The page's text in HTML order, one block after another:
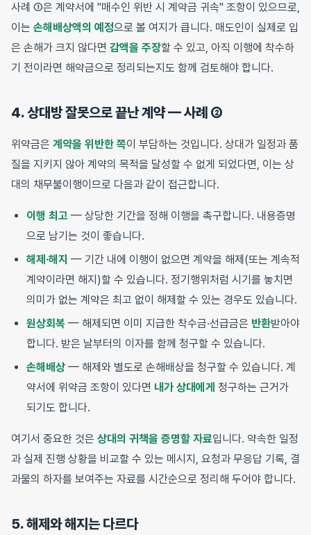
사례 ①은 계약서에 "매수인 위반 시 계약금 귀속" 조항이 있으므로,
이는 손해배상액의 예정으로 볼 여지가 큽니다. 매도인이 실제로 입
은 손해가 크지 않다면 감액을 주장할 수 있고, 아직 이행에 착수하
기 전이라면 해약금으로 정리되는지도 함께 검토해야 합니다.
4. 상대방 잘못으로 끝난 계약 — 사례 ②
위약금은 계약을 위반한 쪽이 부담하는 것입니다. 상대가 일정과 품
질을 지키지 않아 계약의 목적을 달성할 수 없게 되었다면, 이는 상
대의 채무불이행이므로 다음과 같이 접근합니다.
이행 최고 — 상당한 기간을 정해 이행을 촉구합니다. 내용증명
으로 남기는 것이 좋습니다.
해제·해지 — 기간 내에 이행이 없으면 계약을 해제(또는 계속적
계약이라면 해지)할 수 있습니다. 정기행위처럼 시기를 놓치면
의미가 없는 계약은 최고 없이 해제할 수 있는 경우도 있습니다.
원상회복 — 해제되면 이미 지급한 착수금·선급금은 반환받아야
합니다. 받은 날부터의 이자를 함께 청구할 수 있습니다.
손해배상 — 해제와 별도로 손해배상을 청구할 수 있습니다. 계
약서에 위약금 조항이 있다면 내가 상대에게 청구하는 근거가
되기도 합니다.
여기서 중요한 것은 상대의 귀책을 증명할 자료입니다. 약속한 일정
과 실제 진행 상황을 비교할 수 있는 메시지, 요청과 무응답 기록, 결
과물의 하자를 보여주는 자료를 시간순으로 정리해 두어야 합니다.
5. 해제와 해지는 다르다